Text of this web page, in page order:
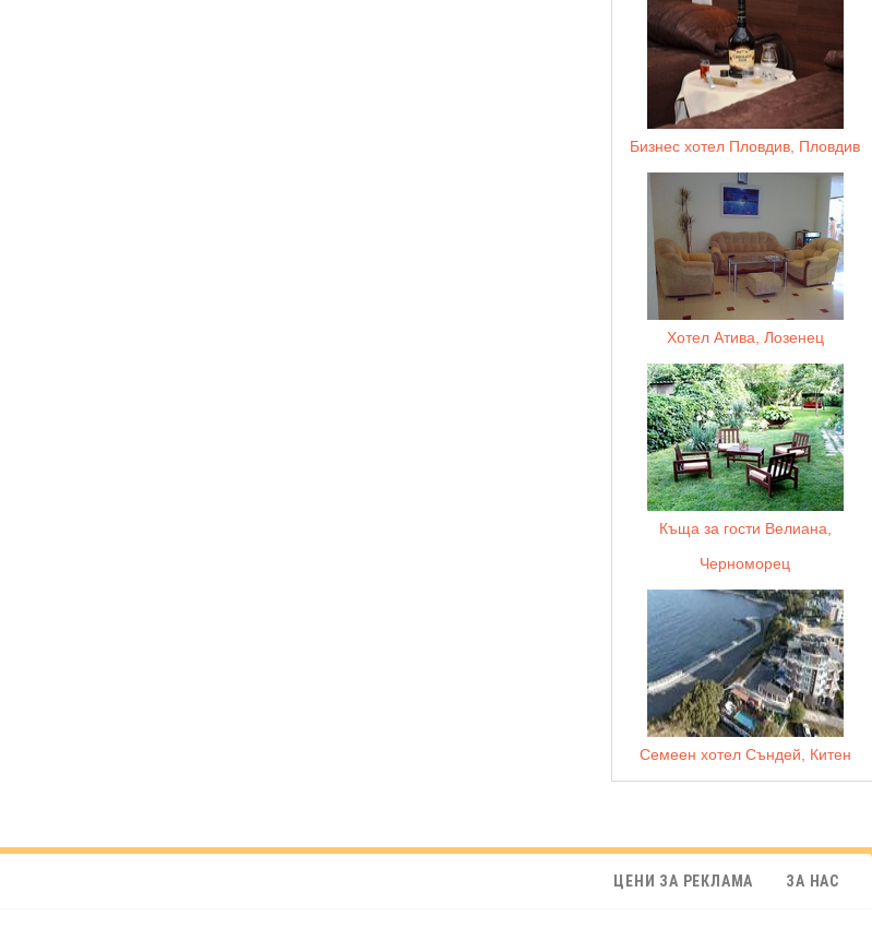
Бизнес хотел Пловдив, Пловдив
Хотел Атива, Лозенец
Къща за гости Велиана,
Черноморец
Семеен хотел Съндей, Китен
ЦЕНИ ЗА РЕКЛАМА ЗА НАС